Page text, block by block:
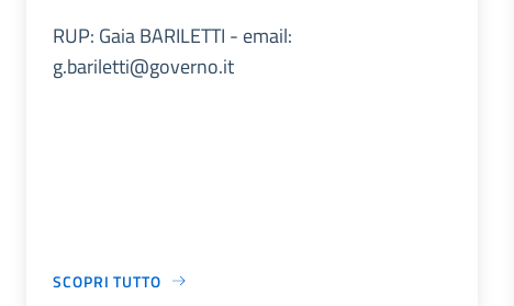
RUP: Gaia BARILETTI - email:
g.bariletti@governo.it
SCOPRI TUTTO